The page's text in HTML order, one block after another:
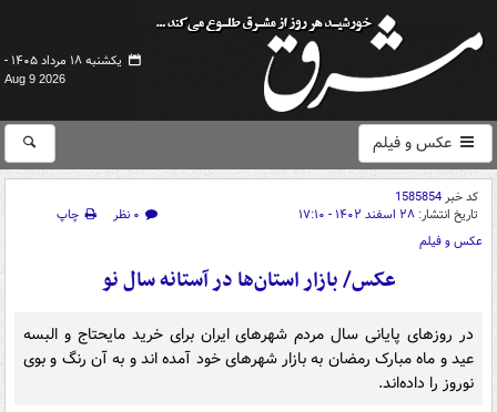
یکشنبه ۱۸ مرداد ۱۴۰۵ -
Aug 9 2026
عکس و فیلم
کد خبر1585854
تاریخ انتشار: ۲۸ اسفند ۱۴۰۲ - ۱۷:۱۰ ۰ نظر
چاپ
عکس و فیلم
عکس/ بازار استان‌ها در آستانه سال نو
در روزهای پایانی سال مردم شهرهای ایران برای خرید مایحتاج و البسه
عید و ماه مبارک رمضان به بازار شهرهای خود آمده اند و به آن رنگ و بوی
نوروز را داده‌اند.